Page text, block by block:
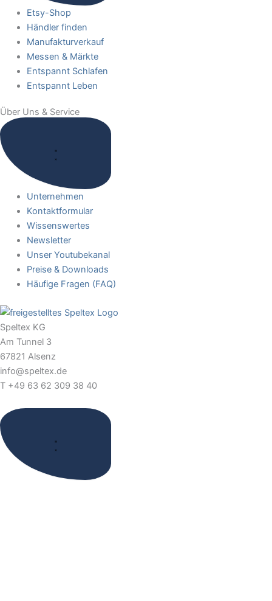
Etsy-Shop
Händler finden
Manufakturverkauf
Messen & Märkte
Entspannt Schlafen
Entspannt Leben
Über Uns & Service
Unternehmen
Kontaktformular
Wissenswertes
Newsletter
Unser Youtubekanal
Preise & Downloads
Häufige Fragen (FAQ)
Speltex KG
Am Tunnel 3
67821 Alsenz
info@speltex.de
T +49 63 62 309 38 40